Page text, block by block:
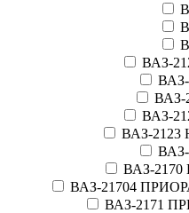
ВАЗ-
ВАЗ-
ВАЗ-
ВАЗ-
ВАЗ-
ВАЗ-21704
ВАЗ-2171